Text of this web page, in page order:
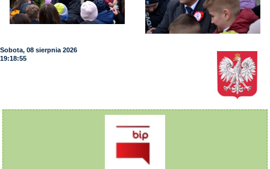
Sobota, 08 sierpnia 2026
19:18:56